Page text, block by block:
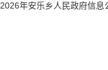
2026年安乐乡人民政府信息